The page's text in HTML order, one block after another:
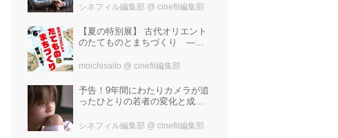
仕掛ける、実話に基づく衝撃の
ン』！
シネフィル編集部 @ cinefil編集部
【夏の特別展】 古代オリエント
のたてものとまちづくり —模
moichisaito @ cinefil編集部
予告！9年間にわたりカメラが追
ったひとりの若者の変化と成長
戻るとき 空と木の実の9年間』
シネフィル編集部 @ cinefil編集部